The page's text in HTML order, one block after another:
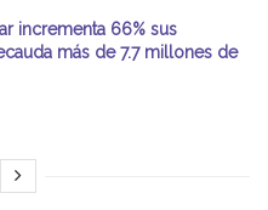
incrementa 66% sus
más de 7.7 millones de